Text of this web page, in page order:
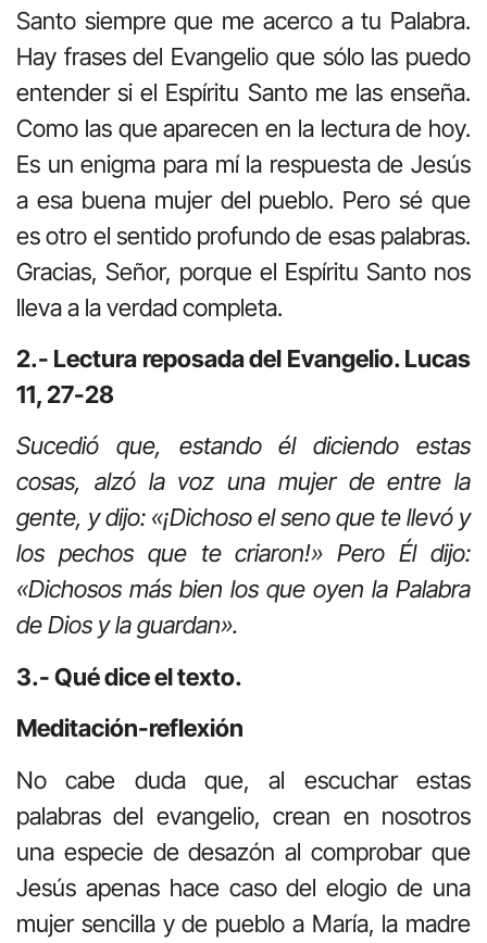
Santo siempre que me acerco a tu Palabra.
Hay frases del Evangelio que sólo las puedo
entender si el Espíritu Santo me las enseña.
Como las que aparecen en la lectura de hoy.
Es un enigma para mí la respuesta de Jesús
a esa buena mujer del pueblo. Pero sé que
es otro el sentido profundo de esas palabras.
Gracias, Señor, porque el Espíritu Santo nos
lleva a la verdad completa.
2.- Lectura reposada del Evangelio. Lucas
11, 27-28
Sucedió que, estando él diciendo estas
cosas, alzó la voz una mujer de entre la
gente, y dijo: «¡Dichoso el seno que te llevó y
los pechos que te criaron!» Pero Él dijo:
«Dichosos más bien los que oyen la Palabra
de Dios y la guardan».
3.- Qué dice el texto.
Meditación-reflexión
No cabe duda que, al escuchar estas
palabras del evangelio, crean en nosotros
una especie de desazón al comprobar que
Jesús apenas hace caso del elogio de una
mujer sencilla y de pueblo a María, la madre